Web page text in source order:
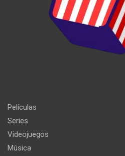
Películas
Series
Videojuegos
Música